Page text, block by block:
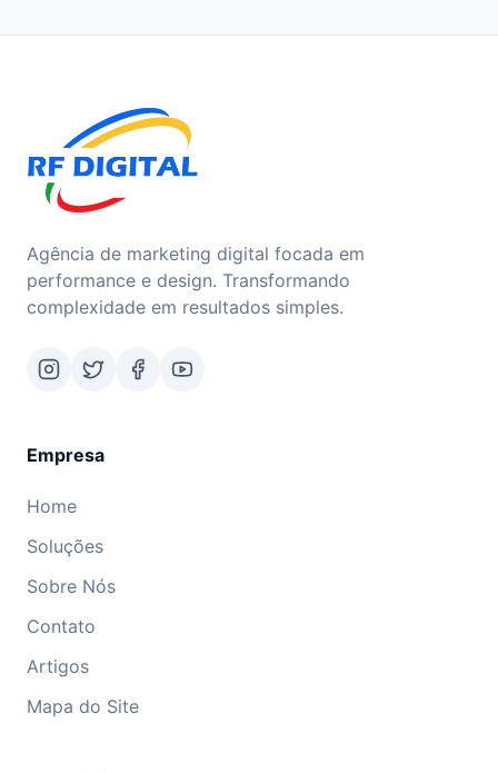
Agência de marketing digital focada em
performance e design. Transformando
complexidade em resultados simples.
Empresa
Home
Soluções
Sobre Nós
Contato
Artigos
Mapa do Site